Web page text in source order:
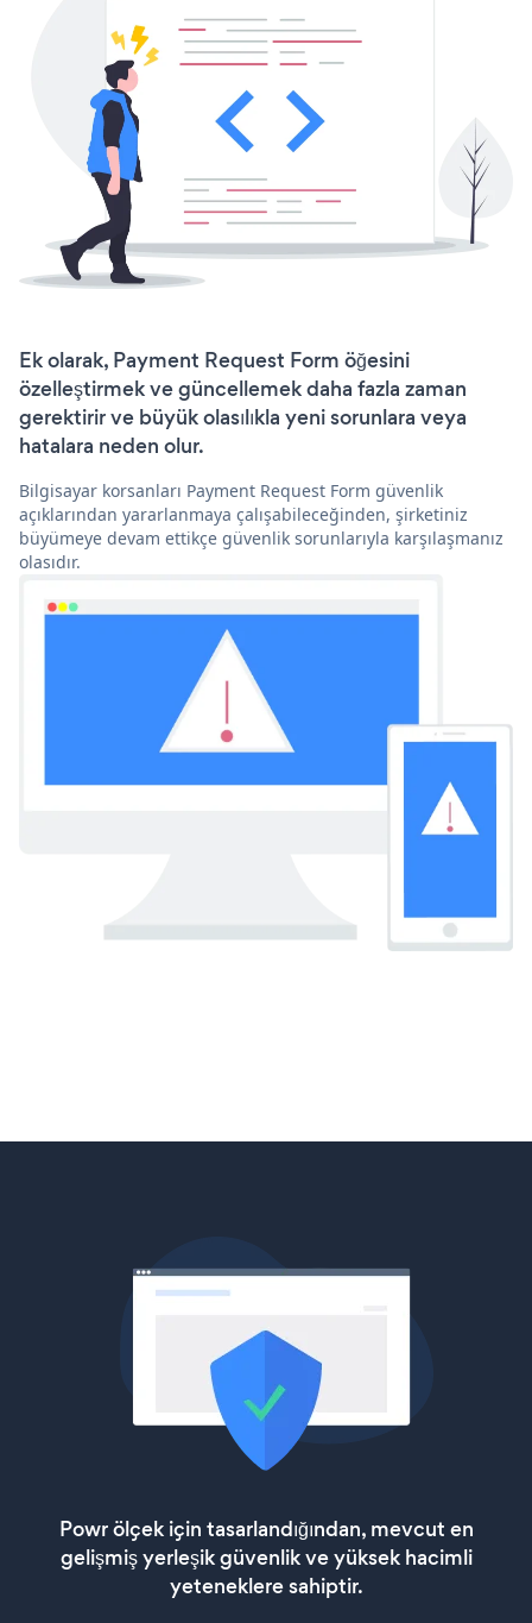
Ek olarak, Payment Request Form öğesini
özelleştirmek ve güncellemek daha fazla zaman
gerektirir ve büyük olasılıkla yeni sorunlara veya
hatalara neden olur.
Bilgisayar korsanları Payment Request Form güvenlik
açıklarından yararlanmaya çalışabileceğinden, şirketiniz
büyümeye devam ettikçe güvenlik sorunlarıyla karşılaşmanız
olasıdır.
Powr ölçek için tasarlandığından, mevcut en
gelişmiş yerleşik güvenlik ve yüksek hacimli
yeteneklere sahiptir.